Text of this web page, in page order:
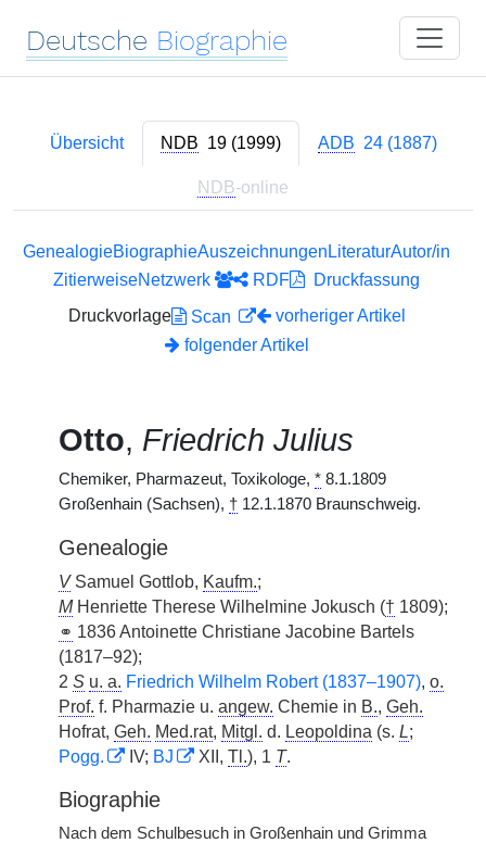
Deutsche Biographie
Übersicht NDB 19 (1999) ADB 24 (1887)
NDB-online
GenealogieBiographieAuszeichnungen LiteraturAutor/in
ZitierweiseNetzwerk RDF
Druckfassung
Druckvorlage
Scan
vorheriger Artikel
folgender Artikel
Otto, Friedrich Julius
Chemiker, Pharmazeut, Toxikologe, * 8.1.1809
Großenhain (Sachsen), † 12.1.1870 Braunschweig.
Genealogie
VSamuel Gottlob, Kaufm.;
MHenriette Therese Wilhelmine Jokusch († 1809);
⚭ 1836 Antoinette Christiane Jacobine Bartels
(1817–92);
2 S u. a. Friedrich Wilhelm Robert (1837–1907), o.
Prof. f. Pharmazie u. angew. Chemie in B., Geh.
Hofrat, Geh. Med.rat, Mitgl. d. Leopoldina (s. L;
Pogg.
IV; BJ XII, Tl.), 1 T.
Biographie
Nach dem Schulbesuch in Großenhain und Grimma